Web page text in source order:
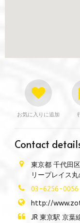
お気に入りに追加
Contact
東京都 千代田
リープレイス
03-6256-0056
http://
JR 東京駅 京葉